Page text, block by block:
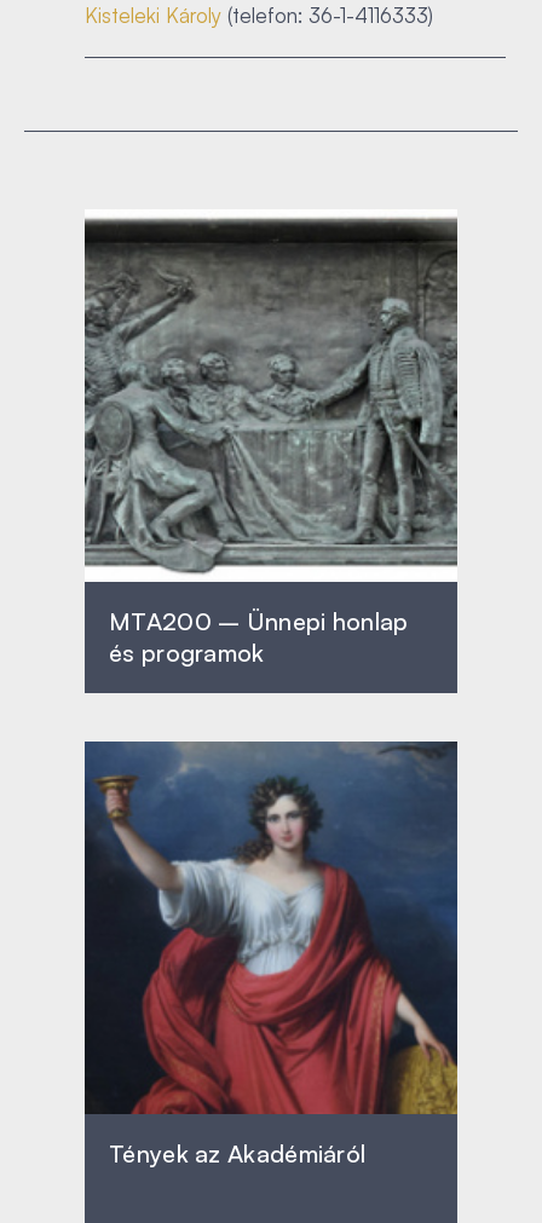
Kisteleki Károly (telefon: 36-1-4116333)
MTA200 – Ünnepi honlap
és programok
Tények az Akadémiáról